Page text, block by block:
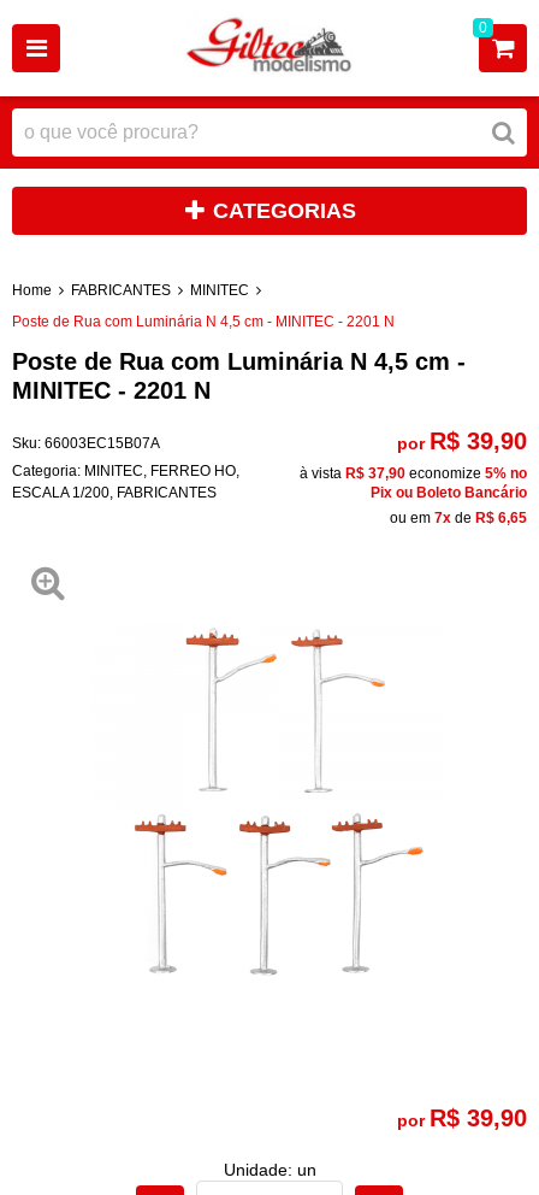
0
CATEGORIAS
Home FABRICANTES
MINITEC
Poste de Rua com Luminária N 4,5 cm - MINITEC - 2201 N
Poste de Rua com Luminária N 4,5 cm -
MINITEC - 2201 N
Sku: 66003EC15B07A
Categoria: MINITEC FERREO HO
ESCALA 1/200 FABRICANTES
por R$ 39,90
à vista R$ 37,90 economize 5% no
Pix ou Boleto Bancário
ou em 7x de R$ 6,65
por R$ 39,90
Unidade: un